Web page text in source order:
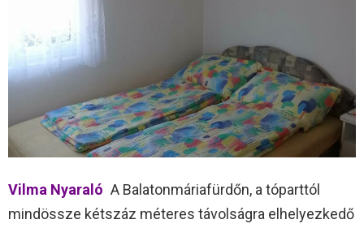
Vilma Nyaraló A Balatonmáriafürdőn, a tóparttól
mindössze kétszáz méteres távolságra elhelyezkedő